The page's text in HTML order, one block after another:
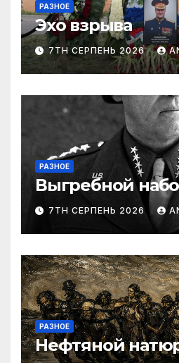
РАЗНОЕ
Эхо взрыва
7TH СЕРПЕНЬ 2026
РАЗНОЕ
Выгребной
7TH СЕРПЕНЬ 2026
РАЗНОЕ
Нефтяной